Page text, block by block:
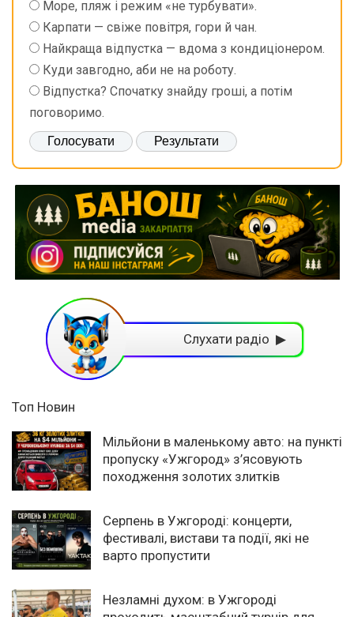
Море, пляж і режим «не турбувати».
Карпати — свіже повітря, гори й чан.
Найкраща відпустка — вдома з кондиціонером.
Куди завгодно, аби не на роботу.
Відпустка? Спочатку знайду гроші, а потім
поговоримо.
Слухати радіо ▶
Топ Новин
Мільйони в маленькому авто: на пункті
пропуску «Ужгород» з’ясовують
походження золотих злитків
Серпень в Ужгороді: концерти,
фестивалі, вистави та події, які не
варто пропустити
Незламні духом: в Ужгороді